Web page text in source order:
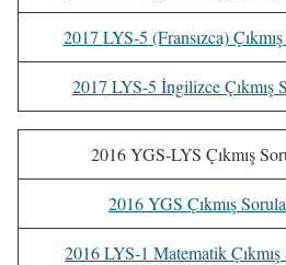
2017 LYS-5 (Fransızca)
2017 LYS-5 İngilizce Çıkmış
2016 YGS-LYS Çıkmış
2016 YGS Çıkmış
2016 LYS-1 Matematik Çıkmış